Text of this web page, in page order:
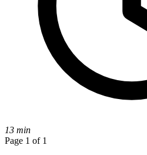
13 min
Page 1 of 1